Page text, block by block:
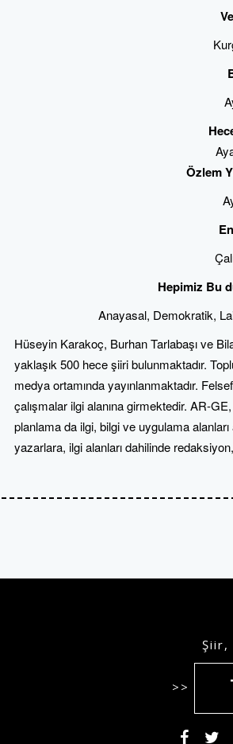
Özlem
Hepimiz Bu
Anayasal, Demokratik,
Hüseyin Karakoç, Burhan Tarlabaşı ve
yaklaşık 500 hece şiiri bulunmaktadır.
medya ortamında yayınlanmaktadır.
çalışmalar ilgi alanına girmektedir. AR-
planlama da ilgi, bilgi ve uygulama alanları
yazarlara, ilgi alanları dahilinde
Şiir,
>>